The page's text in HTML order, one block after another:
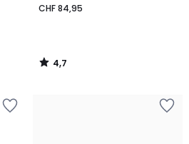
CHF 84,95
4,7
/